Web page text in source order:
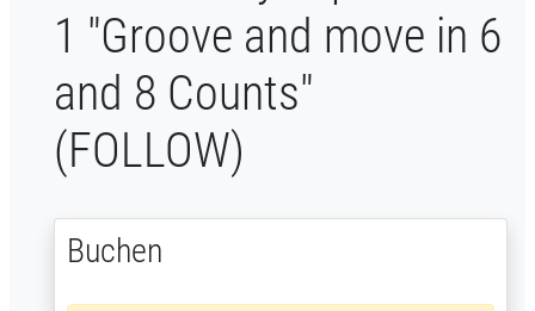
1 "Groove and move in 6
and 8 Counts"
(FOLLOW)
Buchen